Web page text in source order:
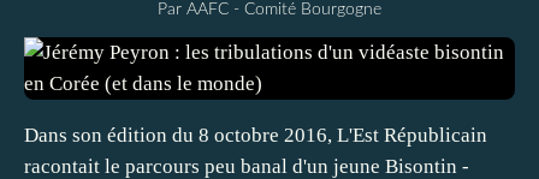
Par AAFC - Comité Bourgogne
Dans son édition du 8 octobre 2016, L'Est Républicain
racontait le parcours peu banal d'un jeune Bisontin -